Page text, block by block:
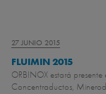
27 JUNIO 2015
FLUIMIN 2015
ORBINOX estará
Concentraductos,